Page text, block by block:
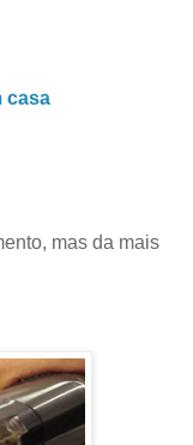
casa
mas da mais